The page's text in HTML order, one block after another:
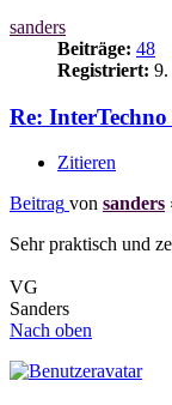
sanders
Beiträge: 48
Registriert: 9.
Re:
Zitieren
Beitrag von sanders
Sehr praktisch und
VG
Sanders
Nach oben